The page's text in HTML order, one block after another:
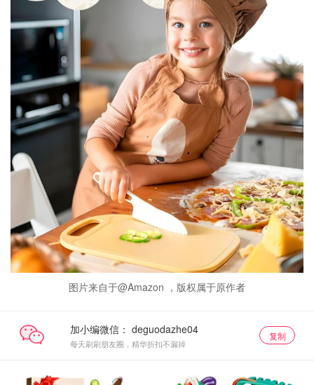
图片来自于@Amazon ，版权属于原作者
加小编微信：
每天刷刷朋友圈，精华折扣不漏掉
复制